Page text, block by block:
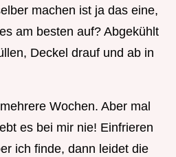
machen ist ja das eine,
am besten auf? Abgekühlt
Deckel drauf und ab in
Wochen. Aber mal
es bei mir nie! Einfrieren
ich finde, dann leidet die